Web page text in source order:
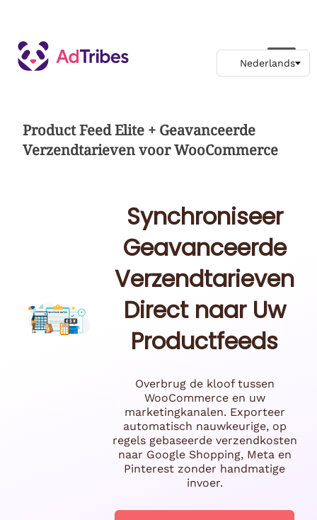
Product Feed Elite + Geavanceerde
Verzendtarieven voor WooCommerce
Synchroniseer
Geavanceerde
Verzendtarieven
Direct naar Uw
Productfeeds
Overbrug de kloof tussen
WooCommerce en uw
marketingkanalen. Exporteer
automatisch nauwkeurige, op
regels gebaseerde verzendkosten
naar Google Shopping, Meta en
Pinterest zonder handmatige
invoer.